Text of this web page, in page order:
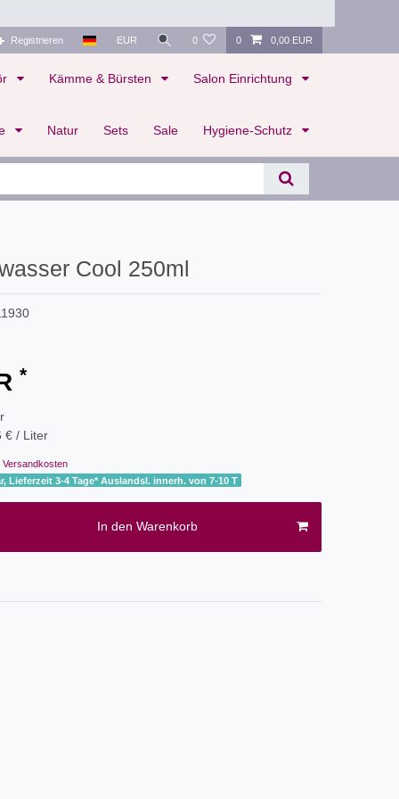
Registrieren EUR 0 0 0,00 EUR
Kämme & Bürsten Salon Einrichtung
Natur Sets Sale Hygiene-Schutz
Cool 250ml
*
€ / Liter
Versandkosten
Lieferzeit 3-4 Tage* Auslandsl. innerh. von 7-10 T
In den Warenkorb